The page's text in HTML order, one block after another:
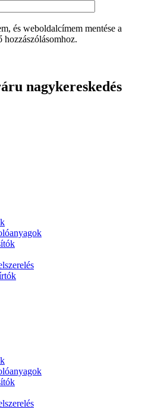
és weboldalcímem mentése a
hozzászólásomhoz.
nagykereskedés